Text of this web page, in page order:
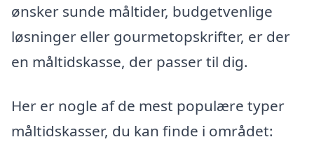
ønsker sunde måltider, budgetvenlige
løsninger eller gourmetopskrifter, er der
en måltidskasse, der passer til dig.
Her er nogle af de mest populære typer
måltidskasser, du kan finde i området: